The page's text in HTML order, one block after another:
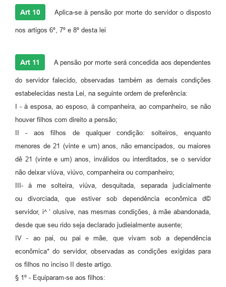
Art 10 Aplica-se à pensão por morte do servidor o disposto
nos artigos 6º, 7º e 8º desta lei
Art 11 A pensão por morte será concedida aos dependentes
do servidor falecido, observadas também as demais condições
estabelecidas nesta Lei, na seguinte ordem de preferência:
I - à esposa, ao esposo, à companheira, ao companheiro, se não
houver filhos com direito a pensão;
II - aos filhos de qualquer condição: solteiros, enquanto
menores de 21 (vinte e um) anos, não emancipados, ou maiores
dê 21 (vinte e um) anos, inválidos ou interditados, se o servidor
não deixar viúva, viúvo, companheira ou companheiro;
III- à me solteira, viúva, desquitada, separada judicialmente
ou divorciada, que estiver sob dependência econômica d©
servidor, i^ ‘ olusive, nas mesmas condições, à mãe abandonada,
desde que seu rido seja declarado judieialmente ausente;
IV - ao pai, ou pai e mãe, que vivam sob a dependência
econômica* do servidor, observadas as condições exigidas para
os filhos no inciso II deste artigo.
§ 1º - Equiparam-se aos filhos: